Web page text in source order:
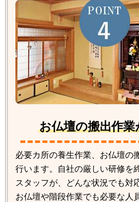
お仏壇の搬出作業
必要カ所の養生作業、お仏壇の
行います。自社の厳しい研修を
スタッフが、どんな状況でも対
お仏壇や階段作業でも必要な人